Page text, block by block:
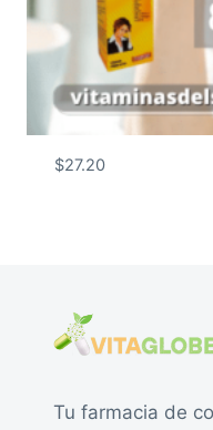
$27.20
Tu farmacia de